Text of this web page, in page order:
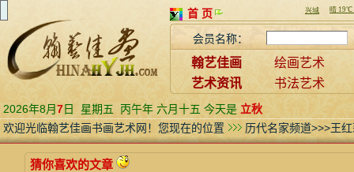
首 页
会员名称：
翰艺佳画
绘画艺术
艺术资讯
书法艺术
2026年8月7日 星期五 丙午年 六月十五 今天是 立秋
欢迎光临翰艺佳画书画艺术网！您现在的位置
历代名家频道>>>王
猜你喜欢的文章